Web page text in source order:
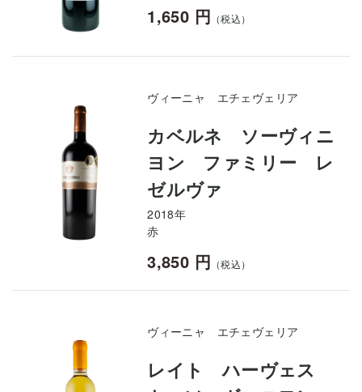
1,650 円 （税込）
ヴィーニャ エチェヴェリア
カベルネ ソーヴィニ
ヨン ファミリー レ
ゼルヴァ
2018年
赤
3,850 円 （税込）
ヴィーニャ エチェヴェリア
レイト ハーヴェス